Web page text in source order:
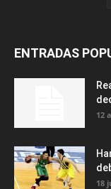
ENTRADAS
12
18